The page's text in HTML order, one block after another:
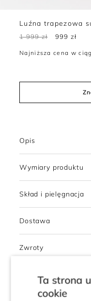
Luźna trapezowa
1 999 zł 999 zł
Najniższa cena w
Opis
Wymiary produktu
Skład i pielęgnacja
Dostawa
Zwroty
5.0
Ta strona
cookie